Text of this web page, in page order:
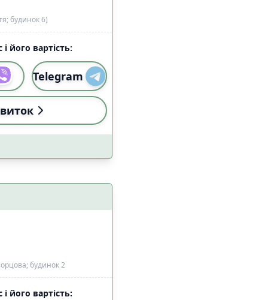
1
4
будинок 6)
його вартість:
Telegram
будинок 2
його вартість: